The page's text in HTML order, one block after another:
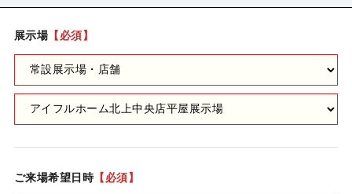
展示場【必須】
ご来場希望日時【必須】